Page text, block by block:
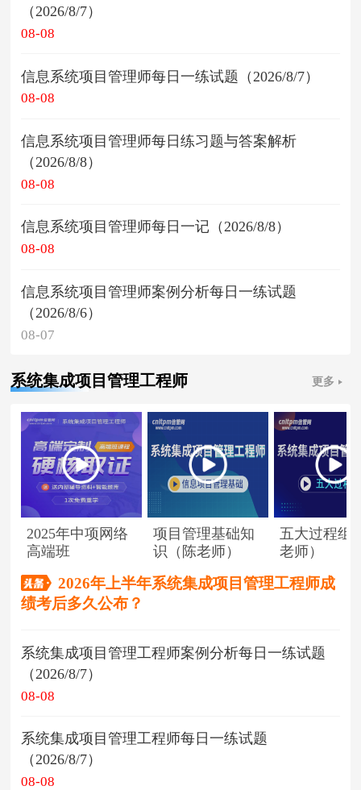
（2026/8/7）
08-08
信息系统项目管理师每日一练试题（2026/8/7）
08-08
信息系统项目管理师每日练习题与答案解析
（2026/8/8）
08-08
信息系统项目管理师每日一记（2026/8/8）
08-08
信息系统项目管理师案例分析每日一练试题
（2026/8/6）
08-07
系统集成项目管理工程师 更多
2025年中项网络
高端班
项目管理基础知
识（陈老师）
五大过程组
老师）
2026年上半年系统集成项目管理工程师成
绩考后多久公布？
系统集成项目管理工程师案例分析每日一练试题
（2026/8/7）
08-08
系统集成项目管理工程师每日一练试题
（2026/8/7）
08-08